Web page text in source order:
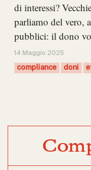
di interessi?
parliamo del vero,
pubblici: il dono
14 Maggio 2025
compliance doni